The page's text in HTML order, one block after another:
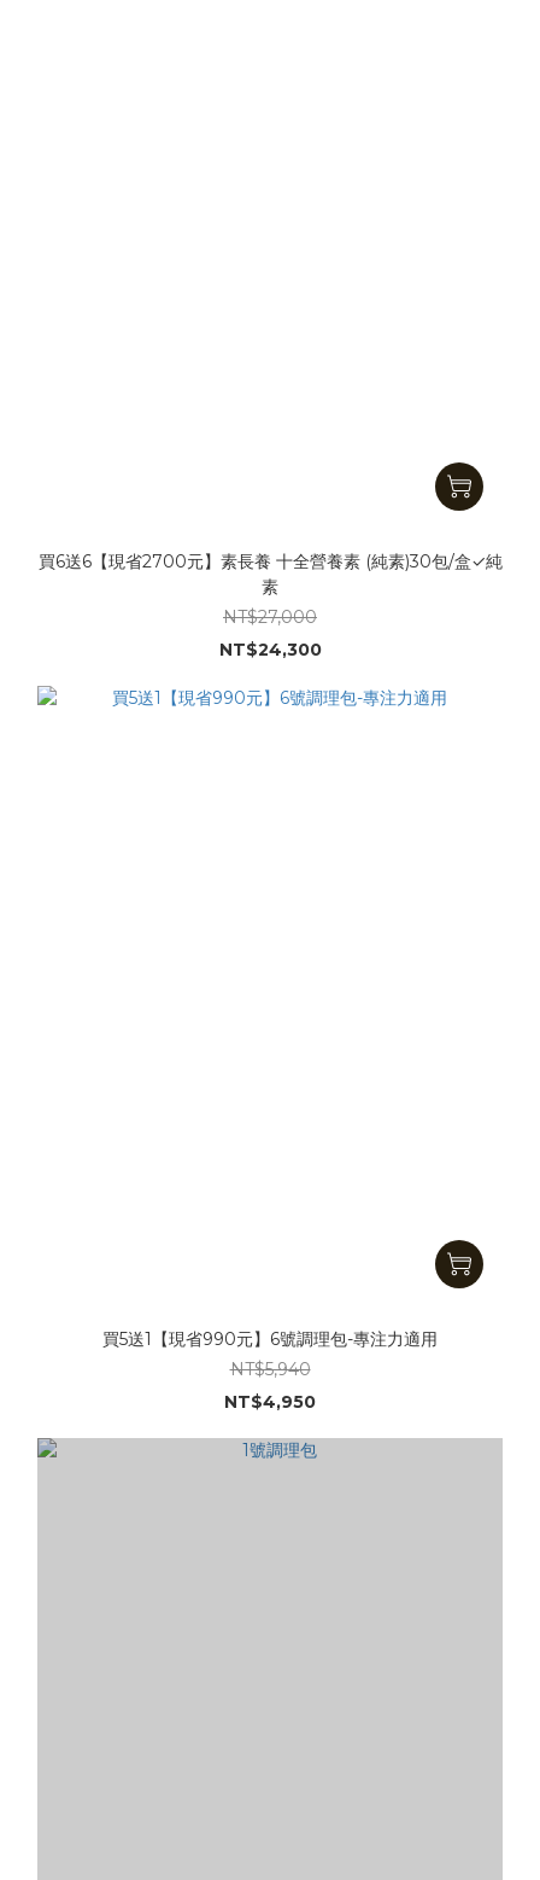
買6送6【現省2700元】素長養 十全營養素 (純素)30包/盒✓純
素
NT$27,000
NT$24,300
買5送1【現省990元】6號調理包-專注力適用
NT$5,940
NT$4,950